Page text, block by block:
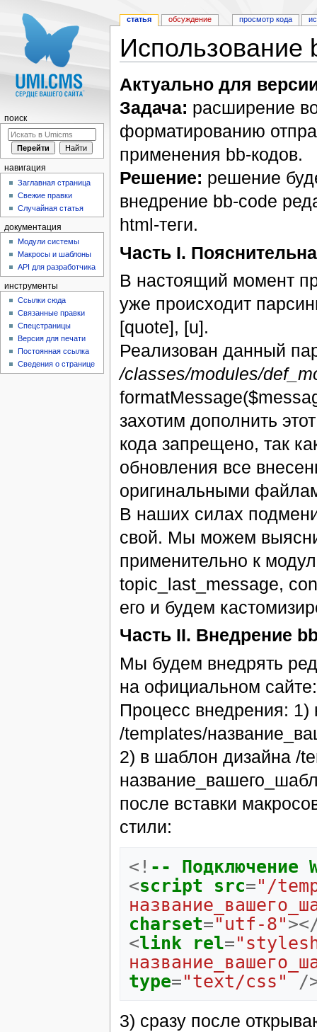
Использование
Актуально для
Задача: расширение
форматированию
применения bb-кодов.
Решение: решение
внедрение bb-code
html-теги.
Часть I.
В настоящий момент
уже происходит
[quote], [u].
Реализован данный
/classes/modules/
захотим дополнить
кода запрещено, так
обновления все
оригинальными
В наших силах
свой. Мы можем
применительно к
topic_last_message,
его и будем
Часть II. Внедрение
Мы будем внедрять
на официальном
Процесс внедрения: 1)
/templates/
2) в шаблон дизайна /
после вставки
стили:
<! -- Подключение
<script src="/
charset="utf-8"
<link rel=
type="text/css" /
3) сразу после
статья обсуждение просмотр кода
поиск
навигация
Заглавная страница
Свежие правки
Случайная статья
документация
Модули системы
Макросы и шаблоны
API для разработчика
инструменты
Ссылки сюда
Связанные правки
Спецстраницы
Версия для печати
Постоянная ссылка
Сведения о странице